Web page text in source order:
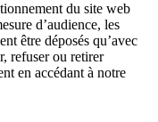
du site web
d’audience, les
être déposés qu’avec
refuser ou retirer
en accédant à notre